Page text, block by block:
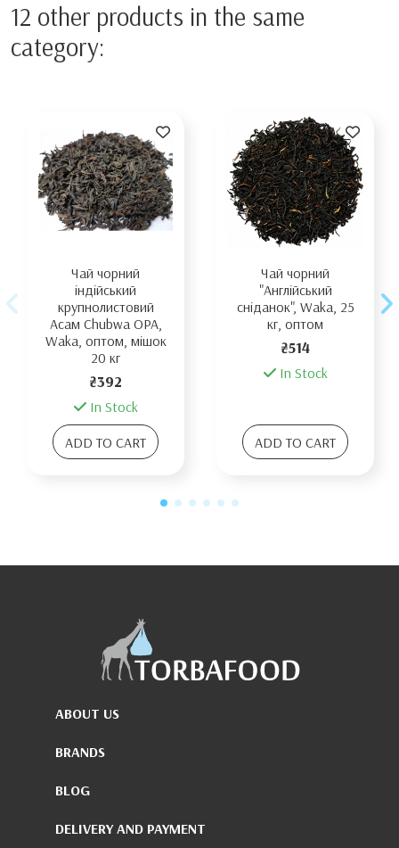
12 other products in the same
category:
Чай чорний
індійський
крупнолистовий
Aсам Chubwa OPA,
Waka, оптом, мішок
20 кг
₴392
In Stock
ADD TO CART
Чай чорний
"Англійський
сніданок", Waka, 25
кг, оптом
₴514
In Stock
ADD TO CART
ABOUT US
BRANDS
BLOG
DELIVERY AND PAYMENT